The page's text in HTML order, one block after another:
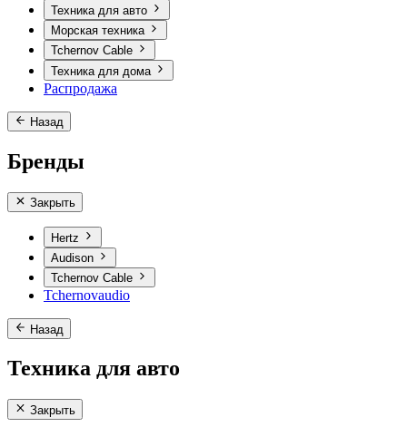
Техника для авто
Морская техника
Tchernov Cable
Техника для дома
Распродажа
Назад
Бренды
Закрыть
Hertz
Audison
Tchernov Cable
Tchernovaudio
Назад
Техника для авто
Закрыть